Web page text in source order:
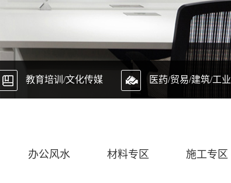
教育培训/文化传媒 医药/贸易/建筑/工业
办公风水 材料专区 施工专区